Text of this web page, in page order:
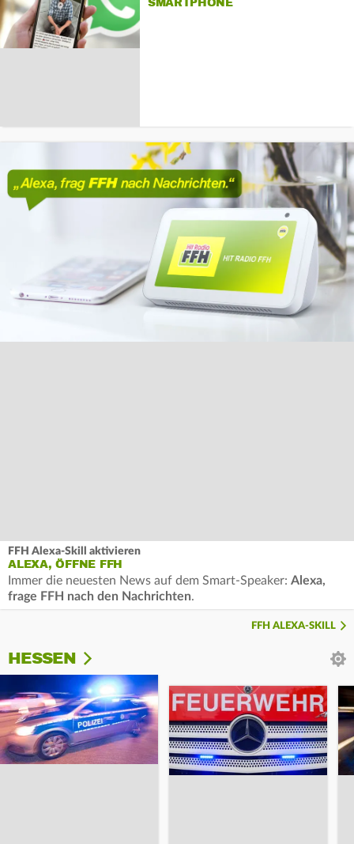
FFH Alexa-Skill aktivieren
ALEXA, ÖFFNE FFH
Immer die neuesten News auf dem Smart-Speaker: Alexa,
frage FFH nach den Nachrichten.
FFH ALEXA-SKILL
HESSEN